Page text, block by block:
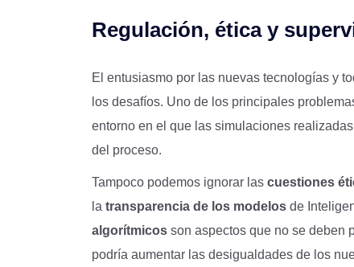
Regulación, ética y
El entusiasmo por las nuevas tecnologías y
los desafíos. Uno de los principales
entorno en el que las simulaciones
del proceso.
Tampoco podemos ignorar las cuestiones
la transparencia de los modelos de
algorítmicos son aspectos que no se deben
podría aumentar las desigualdades de los